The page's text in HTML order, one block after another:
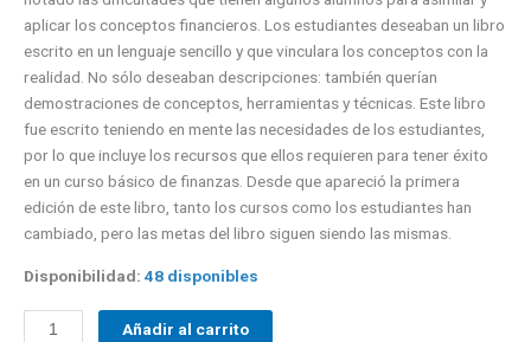
aplicar los conceptos financieros. Los estudiantes deseaban un libro
escrito en un lenguaje sencillo y que vinculara los conceptos con la
realidad. No sólo deseaban descripciones: también querían
demostraciones de conceptos, herramientas y técnicas. Este libro
fue escrito teniendo en mente las necesidades de los estudiantes,
por lo que incluye los recursos que ellos requieren para tener éxito
en un curso básico de finanzas. Desde que apareció la primera
edición de este libro, tanto los cursos como los estudiantes han
cambiado, pero las metas del libro siguen siendo las mismas.
Disponibilidad: 48 disponibles
Añadir al carrito